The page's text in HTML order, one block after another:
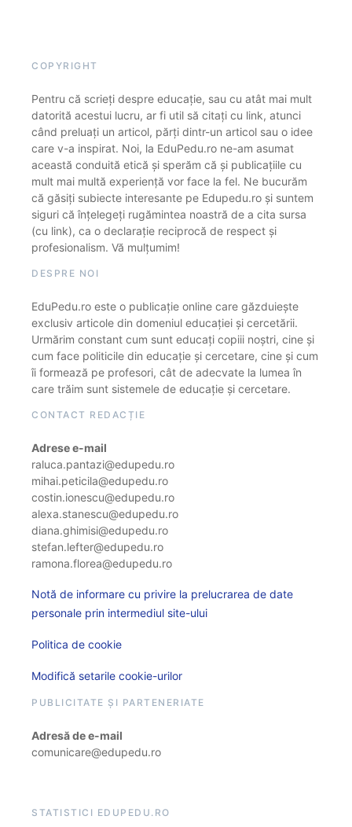
COPYRIGHT
Pentru că scrieți despre educație, sau cu atât mai mult
datorită acestui lucru, ar fi util să citați cu link, atunci
când preluați un articol, părți dintr-un articol sau o idee
care v-a inspirat. Noi, la EduPedu.ro ne-am asumat
această conduită etică și sperăm că și publicațiile cu
mult mai multă experiență vor face la fel. Ne bucurăm
că găsiți subiecte interesante pe Edupedu.ro și suntem
siguri că înțelegeți rugămintea noastră de a cita sursa
(cu link), ca o declarație reciprocă de respect și
profesionalism. Vă mulțumim!
DESPRE NOI
EduPedu.ro este o publicație online care găzduiește
exclusiv articole din domeniul educației și cercetării.
Urmărim constant cum sunt educați copiii noștri, cine și
cum face politicile din educație și cercetare, cine și cum
îi formează pe profesori, cât de adecvate la lumea în
care trăim sunt sistemele de educație și cercetare.
CONTACT REDACȚIE
Adrese e-mail
raluca.pantazi@edupedu.ro
mihai.peticila@edupedu.ro
costin.ionescu@edupedu.ro
alexa.stanescu@edupedu.ro
diana.ghimisi@edupedu.ro
stefan.lefter@edupedu.ro
ramona.florea@edupedu.ro
Notă de informare cu privire la prelucrarea de date
personale prin intermediul site-ului
Politica de cookie
Modifică setarile cookie-urilor
PUBLICITATE ȘI PARTENERIATE
Adresă de e-mail
comunicare@edupedu.ro
STATISTICI EDUPEDU.RO